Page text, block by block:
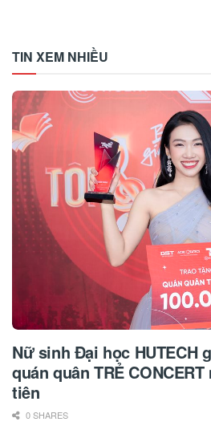
TIN XEM NHIỀU
Nữ sinh Đại học HUTECH
quán quân TRẺ
tiên
0 SHARES